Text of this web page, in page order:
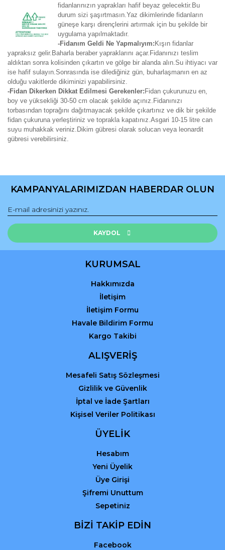
fidanlarınızın yaprakları hafif beyaz gelecektir.Bu
durum sizi şaşırtmasın.Yaz dikimlerinde fidanların
güneşe karşı dirençlerini artırmak için bu şekilde bir
uygulama yapılmaktadır.
-Fidanım Geldi Ne Yapmalıyım: Kışın fidanlar
yapraksız gelir.Baharla beraber yapraklarını açar.Fidanınızı teslim
aldıktan sonra kolisinden çıkartın ve gölge bir alanda alın.Su ihtiyacı var
ise hafif sulayın.Sonrasında ise dilediğiniz gün, buharlaşmanın en az
olduğu vakitlerde dikiminizi yapabilirsiniz.
-Fidan Dikerken Dikkat Edilmesi Gerekenler: Fidan çukurunuzu en,
boy ve yüksekliği 30-50 cm olacak şekilde açınız.Fidanınızı
torbasından toprağını dağıtmayacak şekilde çıkartınız ve dik bir şekilde
fidan çukuruna yerleştiriniz ve toprakla kapatınız.Asgari 10-15 litre can
suyu muhakkak veriniz.Dikim gübresi olarak solucan veya leonardit
gübresi verebilirsiniz.
konularda yetersiz gördüğünüz noktaları öneri formunu
Görüş ve önerileriniz için teşekkür ederiz.
Ürün resmi kalitesiz, bozuk veya görüntülenemiyor.
Ürün açıklamasında eksik bilgiler bulunuyor.
Ürün fiyatı diğer sitelerden daha pahalı.
Gönder
KAMPANYALARIMIZDAN HABERDAR OLUN
KAYDOL
KURUMSAL
Hakkımızda
İletişim
İletişim Formu
Havale Bildirim Formu
Kargo Takibi
ALIŞVERİŞ
Mesafeli Satış Sözleşmesi
Gizlilik ve Güvenlik
İptal ve İade Şartları
Kişisel Veriler Politikası
ÜYELİK
Hesabım
Yeni Üyelik
Üye Girişi
Şifremi Unuttum
Sepetiniz
BİZİ TAKİP EDİN
Facebook